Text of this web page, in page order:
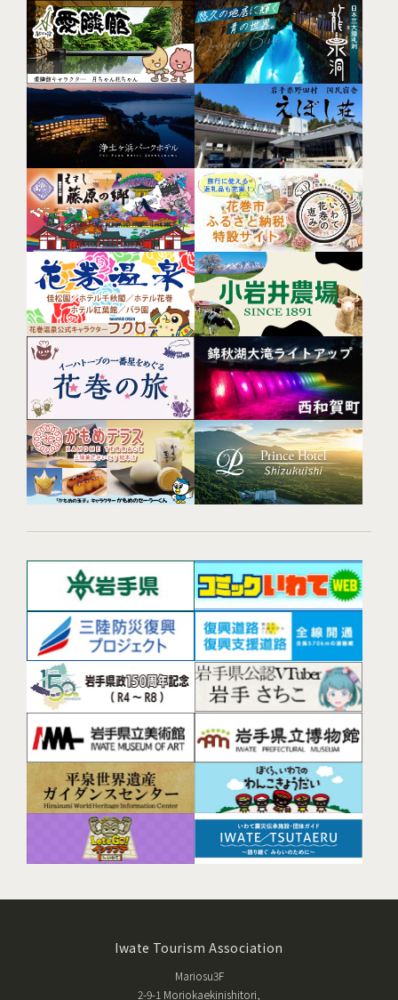
Iwate Tourism Association
Mariosu3F
2-9-1 Moriokaekinishitori,